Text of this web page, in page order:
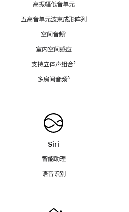
高振幅低音单元
五高音单元波束成形阵列
空间音频脚
¹
室内空间感应
支持立体声组合脚
²
多房间音频脚
³
Siri
智能助理
语音识别